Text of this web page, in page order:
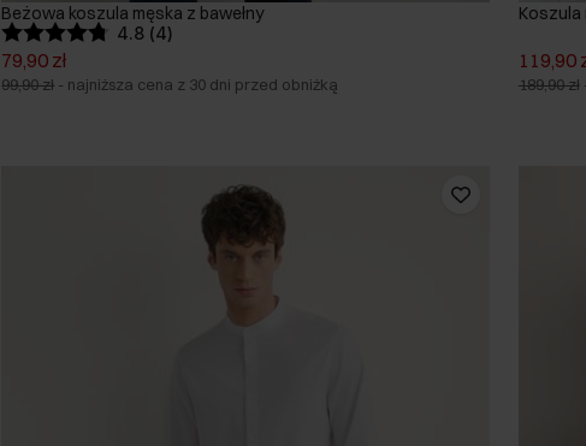
Beżowa koszula męska z bawełny
4.8 (4)
79,90 zł
99,90 zł - najniższa cena z 30 dni przed obniżką
Koszula
119,90
189,90 zł